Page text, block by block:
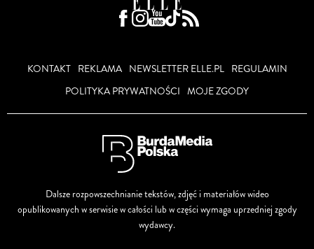
KONTAKT REKLAMA NEWSLETTER ELLE.PL
REGULAMIN
POLITYKA PRYWATNOŚCI MOJE ZGODY
Dalsze rozpowszechnianie tekstów, zdjęć i materiałów wideo
opublikowanych w serwisie w całości lub w części wymaga uprzedniej zgody
wydawcy.